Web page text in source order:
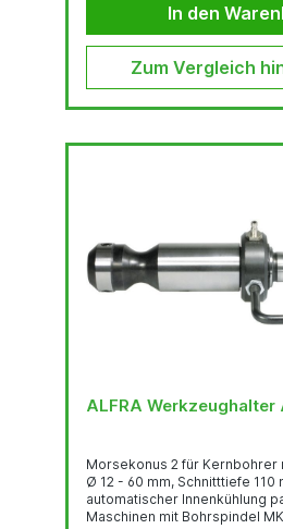
In den
Zum Vergleich
ALFRA Werkzeughalter
Morsekonus 2 für Kernbohrer
Ø 12 - 60 mm, Schnitttiefe 110
automatischer Innenkühlung
Maschinen mit Bohrspindel